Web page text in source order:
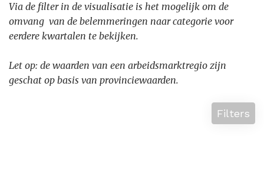
Via de filter in de visualisatie is het mogelijk om de
omvang van de belemmeringen naar categorie voor
eerdere kwartalen te bekijken.
Let op: de waarden van een arbeidsmarktregio zijn
geschat op basis van provinciewaarden.
Filters